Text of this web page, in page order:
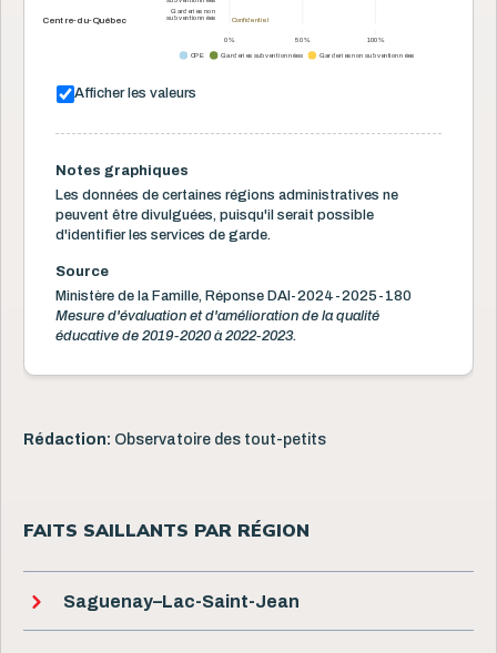
0 % 50 % 100 %
Confidentiel
Confidentiel
Centre-du-Québec
Garderies non
subventionnées
CPE Garderies subventionnées Garderies non subventionnées
Afficher les valeurs
Notes graphiques
Les données de certaines régions administratives ne
peuvent être divulguées, puisqu'il serait possible
d'identifier les services de garde.
Source
Ministère de la Famille, Réponse DAI-2024-2025-180
Mesure d'évaluation et d'amélioration de la qualité
éducative de 2019-2020 à 2022-2023.
Rédaction: Observatoire des tout-petits
FAITS SAILLANTS PAR RÉGION
Saguenay–Lac-Saint-Jean